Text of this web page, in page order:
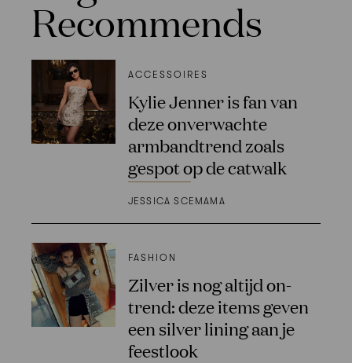
Recommends
ACCESSOIRES
Kylie Jenner is fan van
deze onverwachte
armbandtrend zoals
gespot op de catwalk
JESSICA SCEMAMA
FASHION
Zilver is nog altijd on-
trend: deze items geven
een silver lining aan je
feestlook